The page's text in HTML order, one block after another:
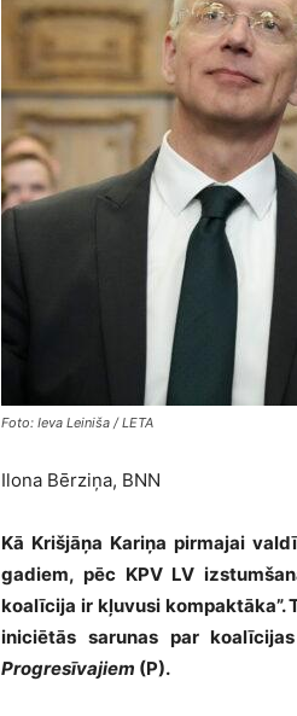
Foto: Ieva Leiniša / LETA
Ilona Bērziņa, BNN
Kā Krišjāņa Kariņa pirmajai
gadiem, pēc KPV LV
koalīcija ir kļuvusi kompaktāka”.
iniciētās sarunas par
Progresīvajiem (P).